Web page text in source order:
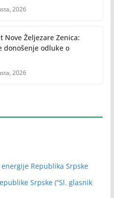
2026
Nove Željezare Zenica:
donošenje odluke o
2026
Republika Srpske
Srpske (“Sl. glasnik